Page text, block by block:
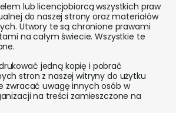
lub licencjobiorcą wszystkich praw
do naszej strony oraz materiałów
Utwory te są chronione prawami
na całym świecie. Wszystkie te
jedną kopię i pobrać
stron z naszej witryny do użytku
zwracać uwagę innych osób w
na treści zamieszczone na